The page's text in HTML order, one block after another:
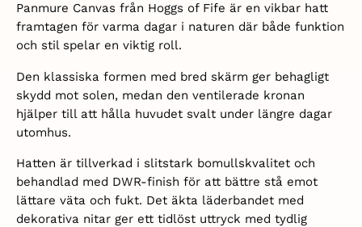
Panmure Canvas från Hoggs of Fife är en vikbar hatt
framtagen för varma dagar i naturen där både funktion
och stil spelar en viktig roll.
Den klassiska formen med bred skärm ger behagligt
skydd mot solen, medan den ventilerade kronan
hjälper till att hålla huvudet svalt under längre dagar
utomhus.
Hatten är tillverkad i slitstark bomullskvalitet och
behandlad med DWR-finish för att bättre stå emot
lättare väta och fukt. Det äkta läderbandet med
dekorativa nitar ger ett tidlöst uttryck med tydlig